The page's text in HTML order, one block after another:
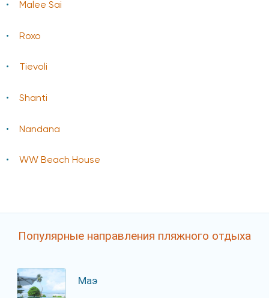
Malee Sai
Roxo
Tievoli
Shanti
Nandana
WW Beach House
Популярные направления пляжного отдыха
Маэ